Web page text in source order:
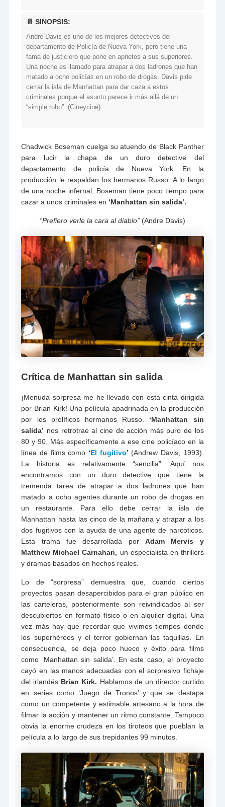
📄 SINOPSIS:
Andre Davis es uno de los mejores detectives del
departamento de Policía de Nueva York, pero tiene una
fama de justiciero que pone en aprietos a sus superiores.
Una noche es llamado para atrapar a dos ladrones que han
matado a ocho policías en un robo de drogas. Davis pide
cerrar la isla de Manhattan para dar caza a estos
criminales porque el asunto parece ir más allá de un
“simple robo”. (Cineycine).
Chadwick Boseman cuelga su atuendo de Black Panther
para lucir la chapa de un duro detective del
departamento de policía de Nueva York. En la
producción le respaldan los hermanos Russo. A lo largo
de una noche infernal, Boseman tiene poco tiempo para
cazar a unos criminales en ‘Manhattan sin salida’.
“Prefiero verle la cara al diablo” (Andre Davis)
Crítica de Manhattan sin salida
¡Menuda sorpresa me he llevado con esta cinta dirigida
por Brian Kirk! Una película apadrinada en la producción
por los prolíficos hermanos Russo. ‘Manhattan sin
salida’ nos retrotrae al cine de acción más puro de los
80 y 90. Más específicamente a ese cine policíaco en la
línea de films como ‘El fugitivo’ (Andrew Davis, 1993).
La historia es relativamente “sencilla”. Aquí nos
encontramos con un duro detective que tiene la
tremenda tarea de atrapar a dos ladrones que han
matado a ocho agentes durante un robo de drogas en
un restaurante. Para ello debe cerrar la isla de
Manhattan hasta las cinco de la mañana y atrapar a los
dos fugitivos con la ayuda de una agente de narcóticos.
Esta trama fue desarrollada por Adam Mervis y
Matthew Michael Carnahan, un especialista en thrillers
y dramas basados en hechos reales.
Lo de “sorpresa” demuestra que, cuando ciertos
proyectos pasan desapercibidos para el gran público en
las carteleras, posteriormente son reivindicados al ser
descubiertos en formato físico o en alquiler digital. Una
vez más hay que recordar que vivimos tiempos donde
los superhéroes y el terror gobiernan las taquillas. En
consecuencia, se deja poco hueco y éxito para films
como ‘Manhattan sin salida’. En este caso, el proyecto
cayó en las manos adecuadas con el sorpresivo fichaje
del irlandés Brian Kirk. Hablamos de un director curtido
en series como ‘Juego de Tronos’ y que se destapa
como un competente y estimable artesano a la hora de
filmar la acción y mantener un ritmo constante. Tampoco
obvia la enorme crudeza en los tiroteos que pueblan la
película a lo largo de sus trepidantes 99 minutos.